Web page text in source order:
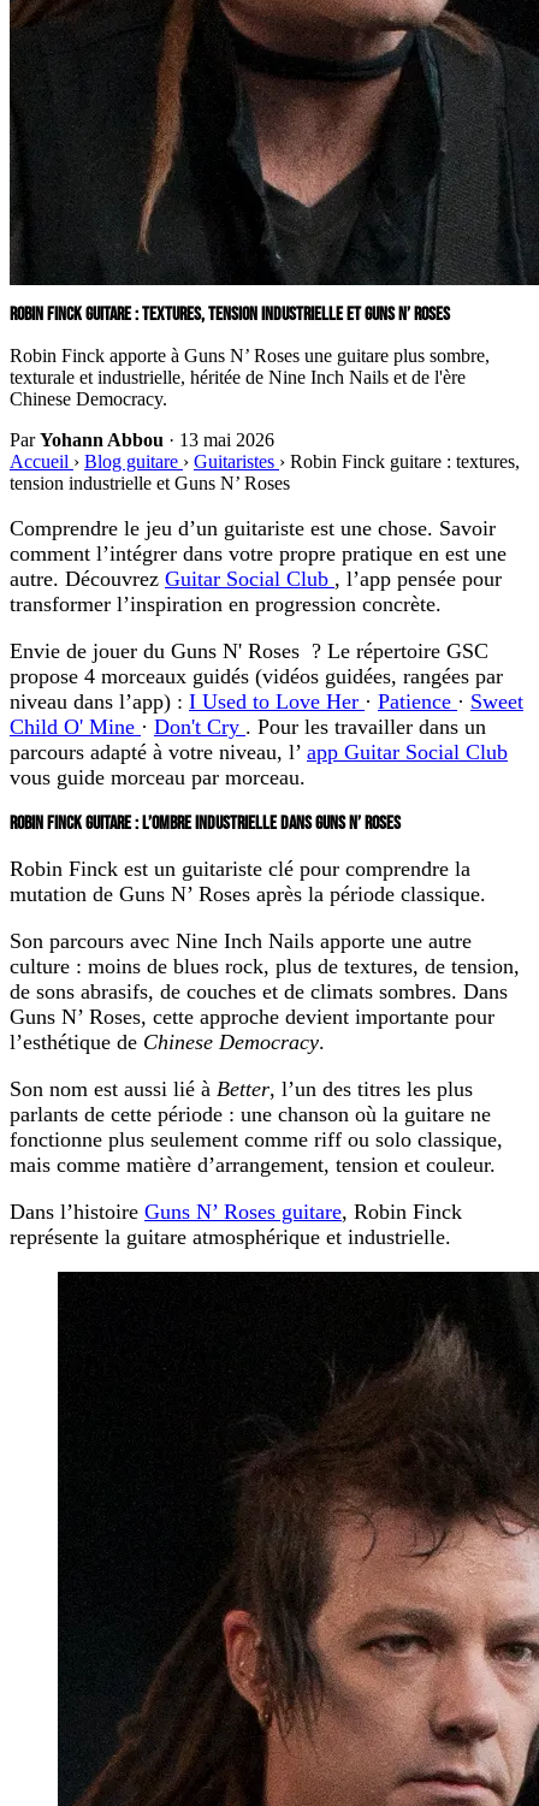
ROBIN FINCK GUITARE : TEXTURES, TENSION INDUSTRIELLE ET GUNS N’ ROSES
Robin Finck apporte à Guns N’ Roses une guitare plus sombre,
texturale et industrielle, héritée de Nine Inch Nails et de l'ère
Chinese Democracy.
ParYohann Abbou · 13 mai 2026
Accueil › Blog guitare › Guitaristes › Robin Finck guitare : textures,
tension industrielle et Guns N’ Roses
Comprendre le jeu d’un guitariste est une chose. Savoir
comment l’intégrer dans votre propre pratique en est une
autre. Découvrez Guitar Social Club , l’app pensée pour
transformer l’inspiration en progression concrète.
Envie de jouer du Guns N' Roses ? Le répertoire GSC
propose 4 morceaux guidés (vidéos guidées, rangées par
niveau dans l’app) : I Used to Love Her · Patience · Sweet
Child O' Mine · Don't Cry . Pour les travailler dans un
parcours adapté à votre niveau, l’ app Guitar Social Club
vous guide morceau par morceau.
ROBIN FINCK GUITARE : L’OMBRE INDUSTRIELLE DANS GUNS N’ ROSES
Robin Finck est un guitariste clé pour comprendre la
mutation de Guns N’ Roses après la période classique.
Son parcours avec Nine Inch Nails apporte une autre
culture : moins de blues rock, plus de textures, de tension,
de sons abrasifs, de couches et de climats sombres. Dans
Guns N’ Roses, cette approche devient importante pour
l’esthétique de Chinese Democracy.
Son nom est aussi lié à Better, l’un des titres les plus
parlants de cette période : une chanson où la guitare ne
fonctionne plus seulement comme riff ou solo classique,
mais comme matière d’arrangement, tension et couleur.
Dans l’histoire Guns N’ Roses guitare, Robin Finck
représente la guitare atmosphérique et industrielle.